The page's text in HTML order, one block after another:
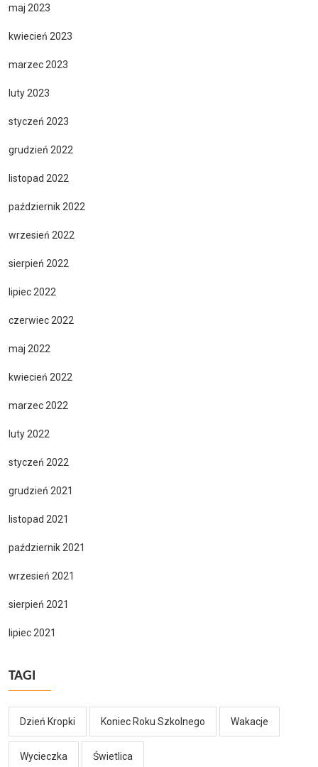
maj 2023
kwiecień 2023
marzec 2023
luty 2023
styczeń 2023
grudzień 2022
listopad 2022
październik 2022
wrzesień 2022
sierpień 2022
lipiec 2022
czerwiec 2022
maj 2022
kwiecień 2022
marzec 2022
luty 2022
styczeń 2022
grudzień 2021
listopad 2021
październik 2021
wrzesień 2021
sierpień 2021
lipiec 2021
TAGI
Dzień Kropki Koniec Roku Szkolnego Wakacje
Wycieczka Świetlica